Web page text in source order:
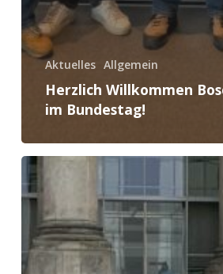
Aktuelles Allgemein
Herzlich Willkommen
im Bundestag!
„Nur
noch
Profitmaximierung“
Bosch-
Mitarbeiter